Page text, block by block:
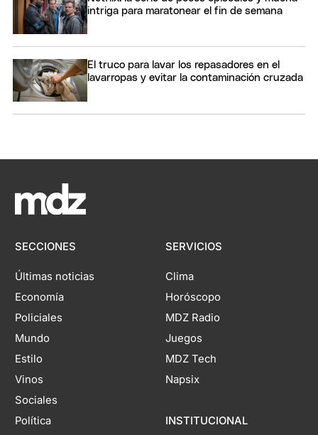
intriga para maratonear el fin de semana
El truco para lavar los repasadores en el
lavarropas y evitar la contaminación cruzada
SECCIONES
Últimas noticias
Economía
Policiales
Mundo
Estilo
Vinos
Sociales
Política
SERVICIOS
Clima
Horóscopo
MDZ Radio
Juegos
MDZ Tech
Napsix
INSTITUCIONAL